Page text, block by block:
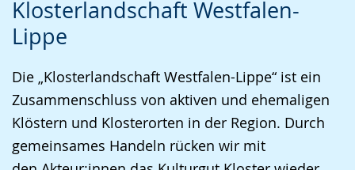
Klosterlandschaft Westfalen-
Lippe
Die „Klosterlandschaft Westfalen-Lippe“ ist ein
Zusammenschluss von aktiven und ehemaligen
Klöstern und Klosterorten in der Region. Durch
gemeinsames Handeln rücken wir mit
Leichten
Sprache
Audio-
Unterstützung.
Video
Gebärdensprache
wird
angezeigt.